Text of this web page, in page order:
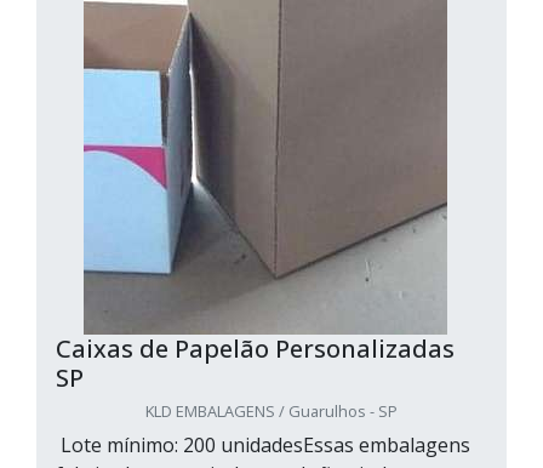
Caixas de Papelão Personalizadas
SP
KLD EMBALAGENS / Guarulhos - SP
Lote mínimo: 200 unidadesEssas embalagens